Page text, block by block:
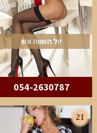
יול השווה אש
054-2630787
21